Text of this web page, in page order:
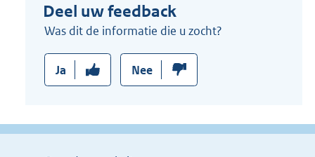
Deel uw feedback
Was dit de informatie die u zocht?
Ja Nee